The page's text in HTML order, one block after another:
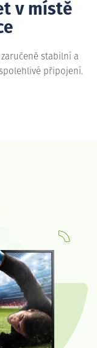
v místě
stabilní a
připojení.